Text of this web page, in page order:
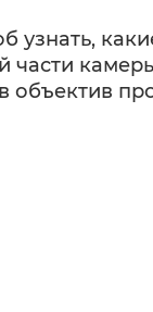
узнать,
части
объектив